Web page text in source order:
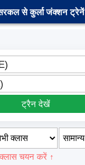
से कुर्ला जंक्शन ट्रेनें
ट्रैन देखें
क्लास चयन करें ↑